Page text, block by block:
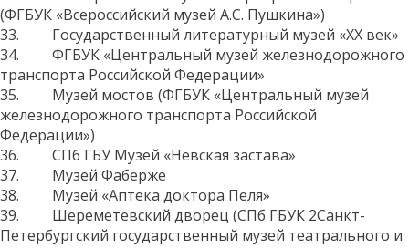
(ФГБУК «Всероссийский музей А.С. Пушкина»)
33. Государственный литературный музей «ХХ век»
34. ФГБУК «Центральный музей железнодорожного
транспорта Российской Федерации»
35. Музей мостов (ФГБУК «Центральный музей
железнодорожного транспорта Российской
Федерации»)
36. СПб ГБУ Музей «Невская застава»
37. Музей Фаберже
38. Музей «Аптека доктора Пеля»
39. Шереметевский дворец (СПб ГБУК 2Санкт-
Петербургский государственный музей театрального и